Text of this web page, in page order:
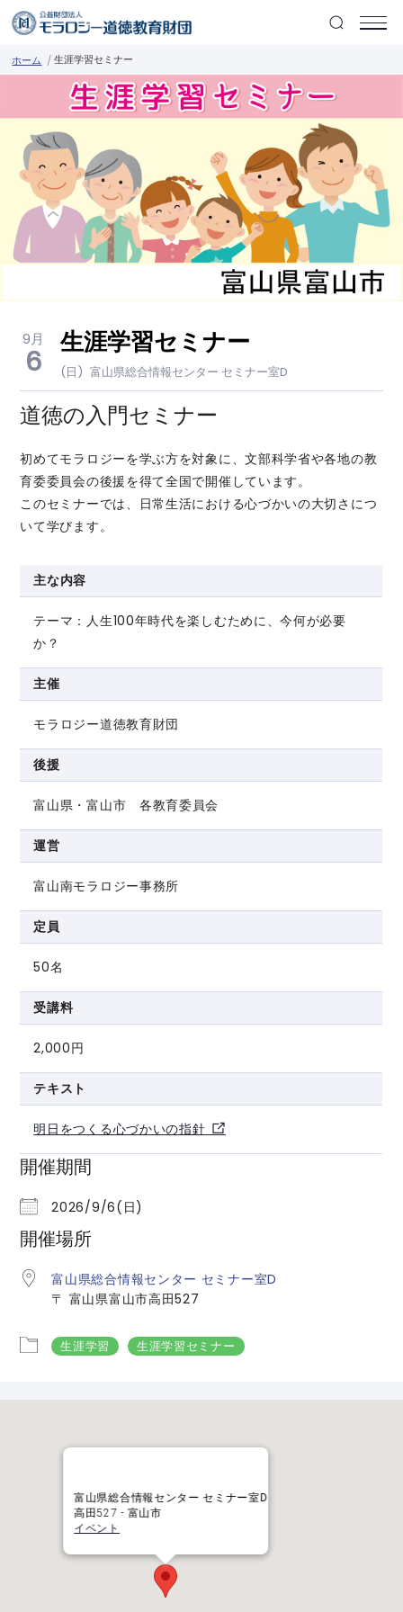
ホーム 生涯学習セミナー
9月
6
生涯学習セミナー
(日) 富山県総合情報センター セミナー室D
道徳の入門セミナー
初めてモラロジーを学ぶ方を対象に、文部科学省や各地の教
育委委員会の後援を得て全国で開催しています。
このセミナーでは、日常生活における心づかいの大切さにつ
いて学びます。
主な内容
テーマ：人生100年時代を楽しむために、今何が必要
か？
主催
モラロジー道徳教育財団
後援
富山県・富山市 各教育委員会
運営
富山南モラロジー事務所
定員
50名
受講料
2,000円
テキスト
明日をつくる心づかいの指針
開催期間
2026/9/6(日)
開催場所
富山県総合情報センター セミナー室D
〒 富山県富山市高田527
生涯学習 生涯学習セミナー
富山県総合情報センター セミナー室D
高田527 - 富山市
イベント